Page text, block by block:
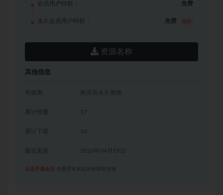
会员用户特权： 免费
永久会员用户特权： 免费
资源名称
其他信息
有效期 购买后永久有效
累计销量 17
累计下载 10
2026年04月19日
点击开通会员 免费享有本站所有课程资源